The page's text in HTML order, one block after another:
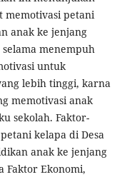
memotivasi petani
anak ke jenjang
menempuh
untuk
lebih tinggi, karna
memotivasi anak
sekolah. Faktor-
kelapa di Desa
anak ke jenjang
Faktor Ekonomi,